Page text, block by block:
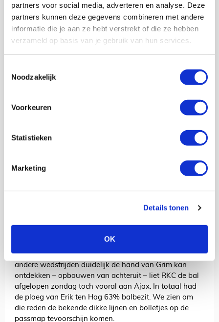
partners voor social media, adverteren en analyse. Deze
partners kunnen deze gegevens combineren met andere
informatie die je aan ze hebt verstrekt of die ze hebben
verzameld op basis van je gebruik van hun services.
Noodzakelijk
Voorkeuren
Statistieken
Marketing
Details tonen
OK
Nee, het was niet heel best wat Ajax liet zien in Waalwijk. © Pro Shots
Ajax scoort dit seizoen in de eredivisie gemiddeld iets
meer dan drie doelpunten per wedstrijd en doet dat met
werd in beide categorieën beduidend lager gepresteerd
tegen laagvlieger RKC: veertien keer geschoten, één
Hoe kan het dat Ajax zo’n stroperige wedstrijd speelde?
Expected Goals, halfspaces en Zone 14 plots, verkregen
RKC wordt gecoacht door voormalig Ajaxdoelman en
voormalig Ajaxjeugdtrainer Fred Grim. Daar waar je in
andere wedstrijden duidelijk de hand van Grim kan
ontdekken – opbouwen van achteruit – liet RKC de bal
afgelopen zondag toch vooral aan Ajax. In totaal had
de ploeg van Erik ten Hag 63% balbezit. We zien om
die reden de bekende dikke lijnen en bolletjes op de
passmap tevoorschijn komen.